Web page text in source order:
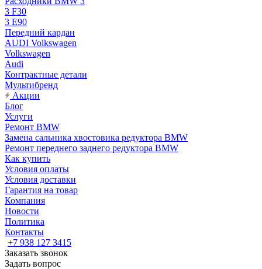
3 F30
3 E90
Передний кардан
AUDI Volkswagen
Volkswagen
Audi
Контрактные детали
Мультибренд
Акции
Блог
Услуги
Ремонт BMW
Замена сальника хвостовика редуктора BMW
Ремонт переднего заднего редуктора BMW
Как купить
Условия оплаты
Условия доставки
Гарантия на товар
Компания
Новости
Политика
Контакты
+7 938 127 3415
Заказать звонок
Задать вопрос